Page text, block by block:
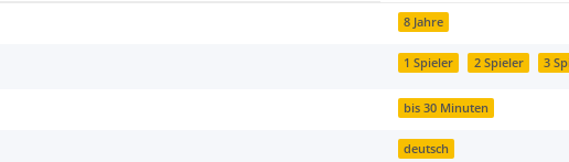
8 Jahre
1 Spieler 2 Spieler 3
bis 30 Minuten
deutsch